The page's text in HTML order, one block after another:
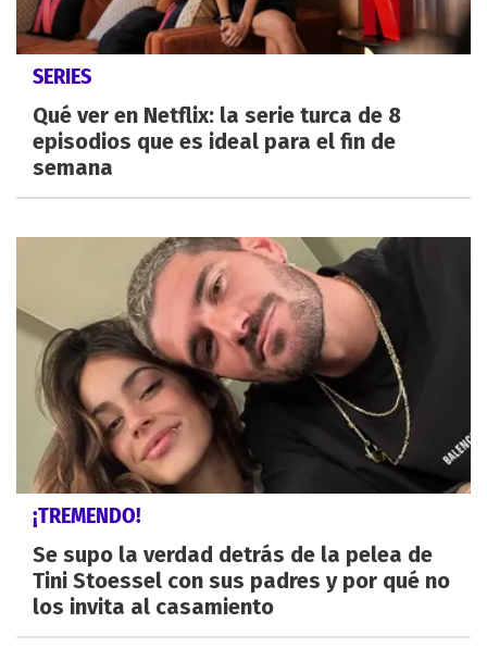
SERIES
Qué ver en Netflix: la serie turca de 8
episodios que es ideal para el fin de
semana
¡TREMENDO!
Se supo la verdad detrás de la pelea de
Tini Stoessel con sus padres y por qué no
los invita al casamiento